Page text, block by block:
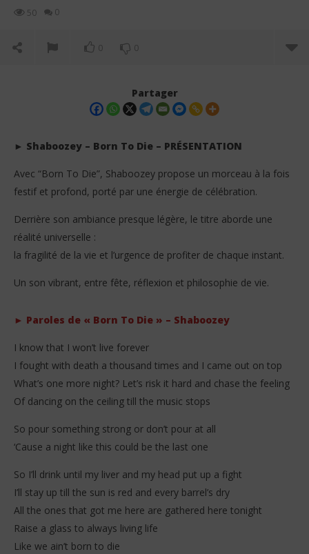
50 0
0 0
NOW VIEWING
Shaboozey – Born To Die (Lyrics + French
28
avril
Stone
Partager
► Shaboozey – Born To Die – PRÉSENTATION
Avec “Born To Die”, Shaboozey propose un morceau à la fois
festif et profond, porté par une énergie de célébration.
Derrière son ambiance presque légère, le titre aborde une
réalité universelle :
la fragilité de la vie et l’urgence de profiter de chaque instant.
Un son vibrant, entre fête, réflexion et philosophie de vie.
► Paroles de « Born To Die » – Shaboozey
I know that I won’t live forever
I fought with death a thousand times and I came out on top
What’s one more night? Let’s risk it hard and chase the feeling
Of dancing on the ceiling till the music stops
So pour something strong or don’t pour at all
‘Cause a night like this could be the last one
So I’ll drink until my liver and my head put up a fight
I’ll stay up till the sun is red and every barrel’s dry
All the ones that got me here are gathered here tonight
Raise a glass to always living life
Like we ain’t born to die